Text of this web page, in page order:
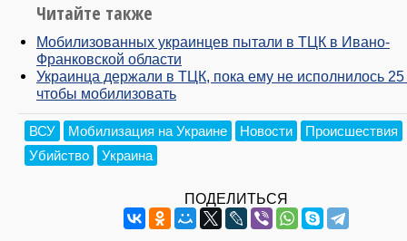
Читайте также
Мобилизованных украинцев пытали в ТЦК в Ивано-
Франковской области
Украинца держали в ТЦК, пока ему не исполнилось 25
чтобы мобилизовать
ВСУ Мобилизация на Украине Новости
Происшествия
Убийство
Украина
ПОДЕЛИТЬСЯ